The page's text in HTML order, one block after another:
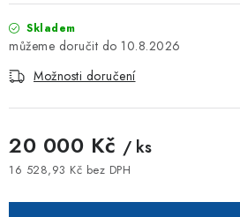
Skladem
10.8.2026
Možnosti doručení
20 000 Kč / ks
16 528,93 Kč bez DPH